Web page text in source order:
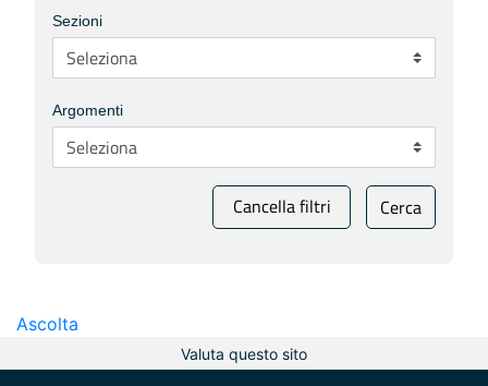
Sezioni
Argomenti
Cancella filtri Cerca
Ascolta
Valuta questo sito